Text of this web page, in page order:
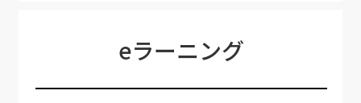
eラーニング